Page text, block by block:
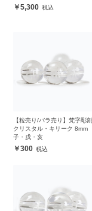
5,300
【粒売り/バラ売り】梵字彫刻
クリスタル・キリーク 8mm
子・戌・亥
300